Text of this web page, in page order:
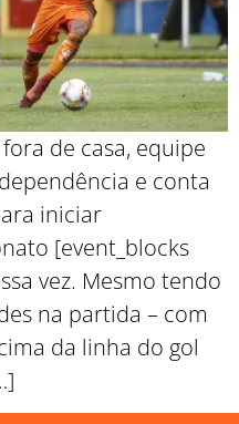
de casa, equipe
e conta
iniciar
[event_blocks
vez. Mesmo tendo
na partida – com
da linha do gol